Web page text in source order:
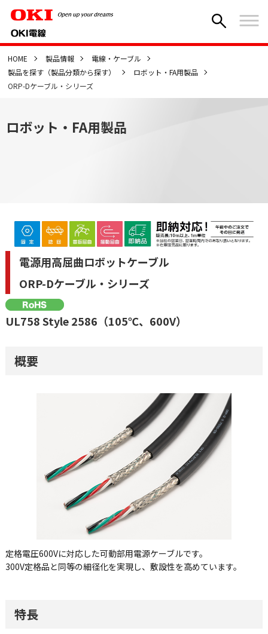
HOME 製品情報
電線・ケーブル
製品を探す（製品分類から探す）
ロボット・FA用製品
ORP-Dケーブル・シリーズ
ロボット・FA用製品
電源用高屈曲ロボットケーブル
ORP-Dケーブル・シリーズ
UL758 Style 2586（105℃、600V）
概要
定格電圧600Vに対応した可動部用電源ケーブルです。
300V定格品と同等の細径化を実現し、敷設性を高めています。
特長